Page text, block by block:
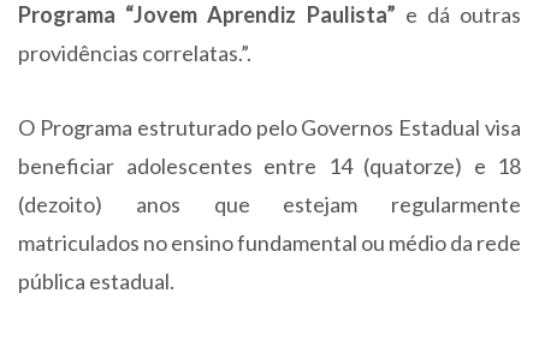
Programa “Jovem Aprendiz Paulista” e dá outras
providências correlatas.”.
O Programa estruturado pelo Governos Estadual visa
beneficiar adolescentes entre 14 (quatorze) e 18
(dezoito) anos que estejam regularmente
matriculados no ensino fundamental ou médio da rede
pública estadual.